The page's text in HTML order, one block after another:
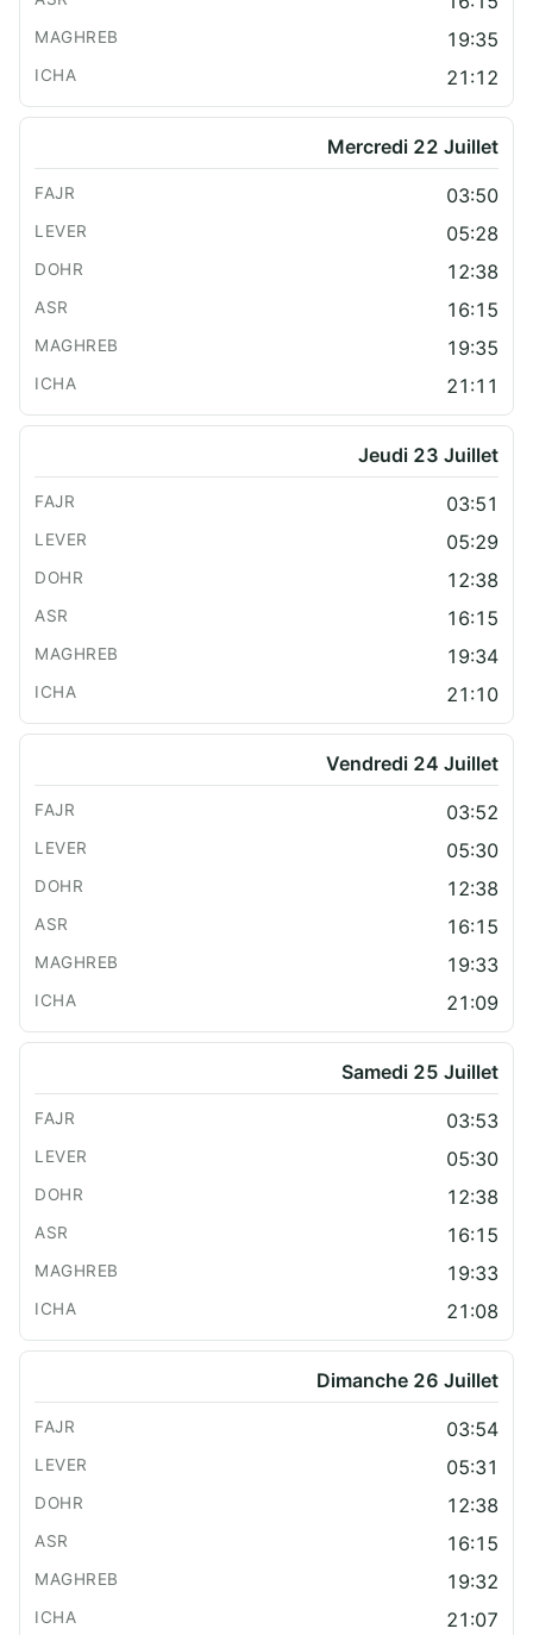
19:35
21:12
Mercredi 22 Juillet
03:50
05:28
12:38
16:15
19:35
21:11
Jeudi 23 Juillet
03:51
05:29
12:38
16:15
19:34
21:10
Vendredi 24 Juillet
03:52
05:30
12:38
16:15
19:33
21:09
Samedi 25 Juillet
03:53
05:30
12:38
16:15
19:33
21:08
Dimanche 26 Juillet
03:54
05:31
12:38
16:15
19:32
21:07